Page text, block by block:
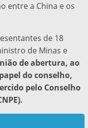
entre a China e os
de 18
de Minas e
de abertura, ao
do conselho,
pelo Conselho